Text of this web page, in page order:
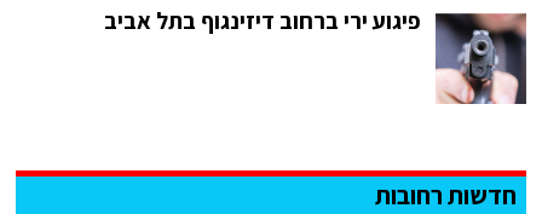
פיגוע ירי ברחוב דיזינגוף בתל אביב
חדשות רחובות